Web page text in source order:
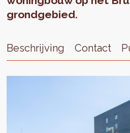
grondgebied.
Beschrijving Contact